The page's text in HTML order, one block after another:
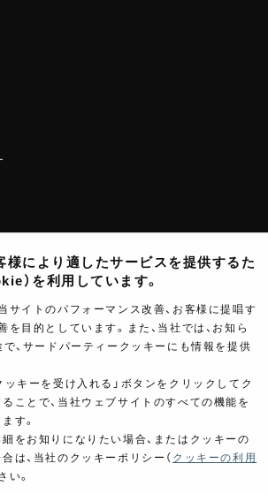
ム
様により適したサービスを提供するた
）を利用しています。
サイトのパフォーマンス改善、お客様に提唱す
を目的としています。また、当社では、お知ら
で、サードパーティークッキーにも情報を提供
ッキーを受け入れる」ボタンをクリックしてク
ことで、当社ウェブサイトのすべての機能を
す。
をお知りになりたい場合、またはクッキーの
は、当社のクッキーポリシー（ クッキーの利用
い。